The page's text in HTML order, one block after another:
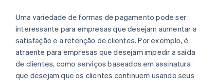
Uma variedade de formas de pagamento pode ser
interessante para empresas que desejam aumentar a
satisfação e a retenção de clientes. Por exemplo, é
atraente para empresas que desejam impedir a saída
de clientes, como serviços baseados em assinatura
que desejam que os clientes continuem usando seus